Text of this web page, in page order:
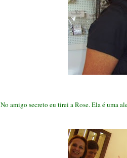
No amigo secreto eu tirei a Rose. Ela é uma